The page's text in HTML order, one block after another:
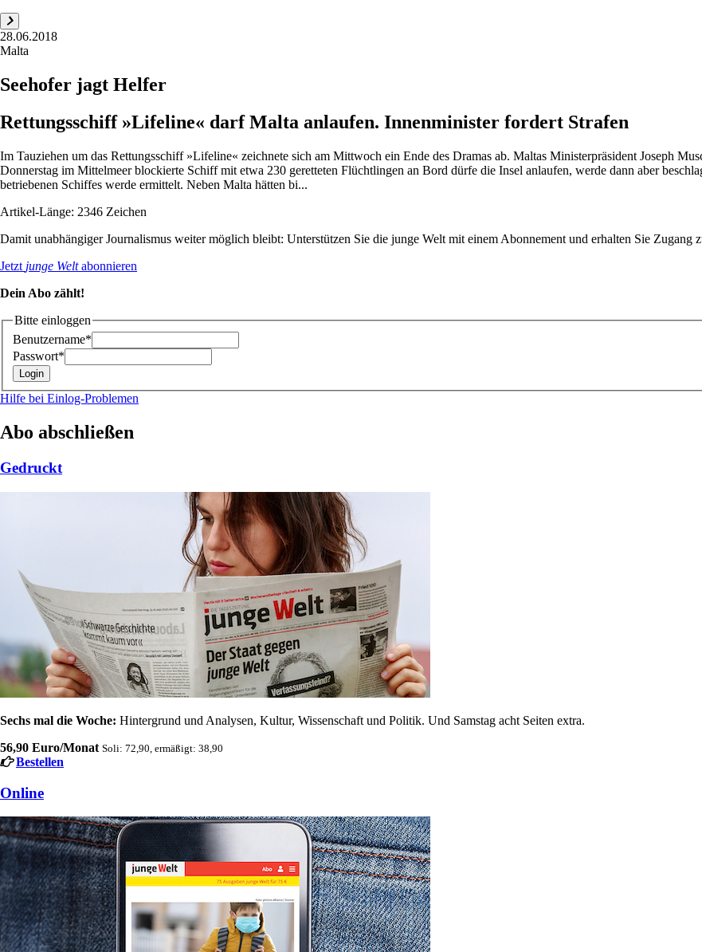
28.06.2018
Malta
Seehofer jagt Helfer
Rettungsschiff »Lifeline« darf Malta anlaufen. Innenminister fordert Strafen
Im Tauziehen um das Rettungsschiff »Lifeline« zeichnete sich am Mittwoch ein Ende des Dramas ab. Maltas Ministerpräsident Joseph
Donnerstag im Mittelmeer blockierte Schiff mit etwa 230 geretteten Flüchtlingen an Bord dürfe die Insel anlaufen, werde dann aber
betriebenen Schiffes werde ermittelt. Neben Malta hätten bi...
Artikel-Länge: 2346 Zeichen
Damit unabhängiger Journalismus weiter möglich bleibt: Unterstützen Sie die junge Welt mit einem Abonnement und erhalten Sie Zugang
Jetzt junge Weltabonnieren
Dein Abo zählt!
Bitte einloggen
Benutzername*
Passwort*
Hilfe bei Einlog-Problemen
Abo abschließen
Gedruckt
Sechs mal die Woche: Hintergrund und Analysen, Kultur, Wissenschaft und Politik. Und Samstag acht Seiten extra.
56,90 Euro/Monat Soli: 72,90, ermäßigt: 38,90
Bestellen
Online